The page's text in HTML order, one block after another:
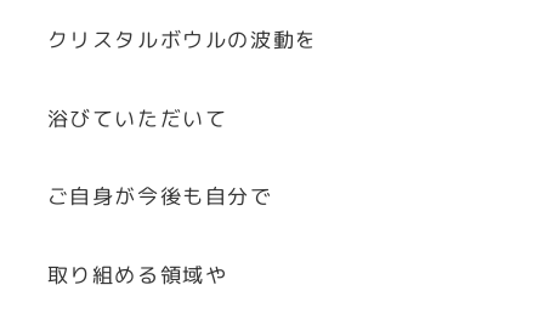
クリスタルボウルの波動を
浴びていただいて
ご自身が今後も自分で
取り組める領域や